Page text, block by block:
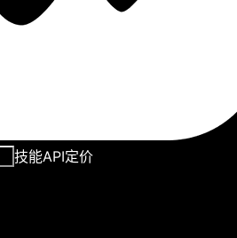
技能API定价